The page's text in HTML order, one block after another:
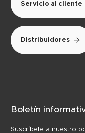
Servicio al cliente
Distribuidores
Boletín
Suscríbete a nuestro